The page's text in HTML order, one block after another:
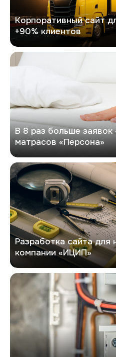
Корпоративный сайт
+90% клиентов
Персона
В 8 раз больше заявок
матрасов «Персона»
Кейс по разработке сайта
Разработка сайта для
компании «ИЦИП»
Евроток